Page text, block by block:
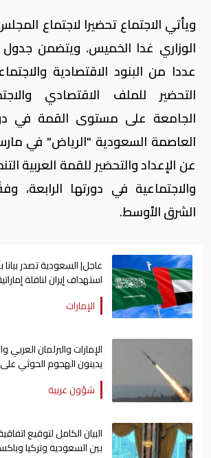
ويأتي الاجتماع تحضيرا لاجتماع
الوزاري غدا الخميس. ويتضمن
عددا من البنود الاقتصادية
التحضير للملف الاقتصادي
العاصمة السعودية "الرياض" في
عن الإعداد والتحضير للقمة العربية
والاجتماعية في دورتها الرابعة،
الشرق الأوسط.
عاجل| السعودية تصدر بيانا
استهداف إيران لناقلة
الإمارات
الإمارات والبرلمان العربي
يدينون الهجوم الحوثي
شؤون عربية
البيان الكامل لتوقيع
بين السعودية وتركيا